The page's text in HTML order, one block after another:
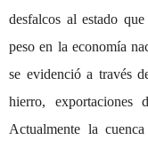
desfalcos al estado
peso en la economía
se evidenció a través
hierro, exportaciones
Actualmente la